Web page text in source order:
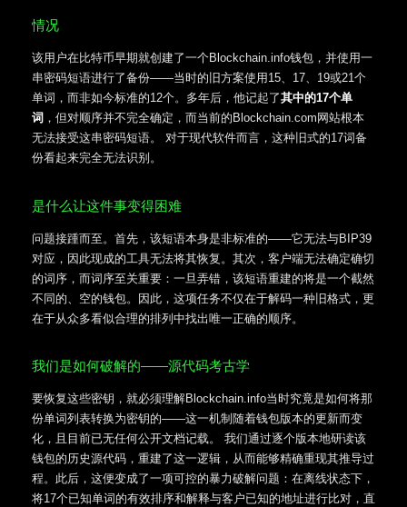
情况
该用户在比特币早期就创建了一个Blockchain.info钱包，并使用一
串密码短语进行了备份——当时的旧方案使用15、17、19或21个
单词，而非如今标准的12个。多年后，他记起了其中的17个单
词 ，但对顺序并不完全确定，而当前的Blockchain.com网站根本
无法接受这串密码短语。 对于现代软件而言，这种旧式的17词备
份看起来完全无法识别。
是什么让这件事变得困难
问题接踵而至。首先，该短语本身是非标准的——它无法与BIP39
对应，因此现成的工具无法将其恢复。其次，客户端无法确定确切
的词序，而词序至关重要：一旦弄错，该短语重建的将是一个截然
不同的、空的钱包。因此，这项任务不仅在于解码一种旧格式，更
在于从众多看似合理的排列中找出唯一正确的顺序。
我们是如何破解的——源代码考古学
要恢复这些密钥，就必须理解Blockchain.info当时究竟是如何将那
份单词列表转换为密钥的——这一机制随着钱包版本的更新而变
化，且目前已无任何公开文档记载。 我们通过逐个版本地研读该
钱包的历史源代码，重建了这一逻辑，从而能够精确重现其推导过
程。此后，这便变成了一项可控的暴力破解问题：在离线状态下，
将17个已知单词的有效排序和解释与客户已知的地址进行比对，直